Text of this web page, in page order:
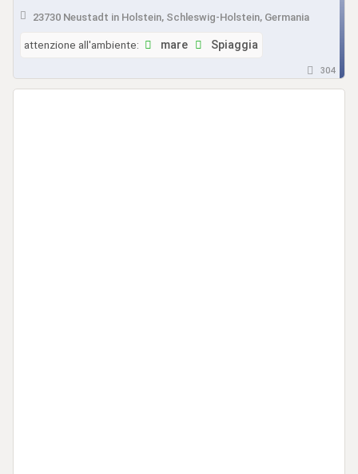
23730 Neustadt in Holstein, Schleswig-Holstein, Germania
attenzione all'ambiente: mare Spiaggia
304